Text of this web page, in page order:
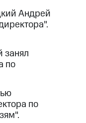
Андрей
занял
по
по